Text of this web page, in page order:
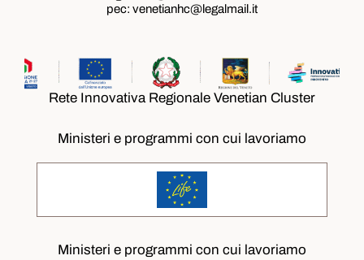
pec:venetianhc@legalmail.it
Rete Innovativa Regionale Venetian Cluster
Ministeri e programmi con cui lavoriamo
Ministeri e programmi con cui lavoriamo